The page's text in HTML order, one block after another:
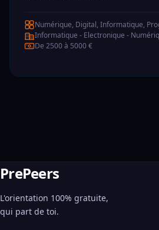
Numérique, Digital, Informatique,
Informatique - Electronique -
De 2500 à 5000 €
PrePeers
L'orientation 100% gratuite,
qui part de toi.